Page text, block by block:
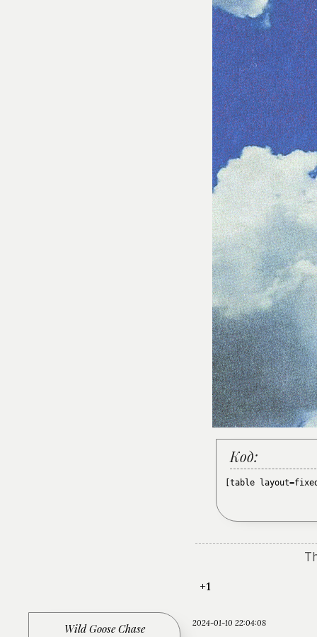
Код:
[table
+1
2024-01-10 22:04:08
Wild Goose Chase